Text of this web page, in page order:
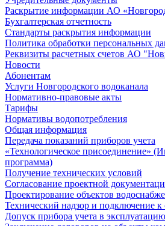
Раскрытие информации АО
Бухгалтерская отчетность
Стандарты раскрытия информации
Политика обработки персональных
Реквизиты расчетных счетов АО
Новости
Абонентам
Услуги Новгородского водоканала
Нормативно-правовые акты
Тарифы
Нормативы водопотребления
Общая информация
Передача показаний приборов учета
«Технологическое присоединение»
программа)
Получение технических условий
Согласование проектной
Проектирование объектов
Технический надзор и подключение к
Допуск прибора учета в эксплуатацию